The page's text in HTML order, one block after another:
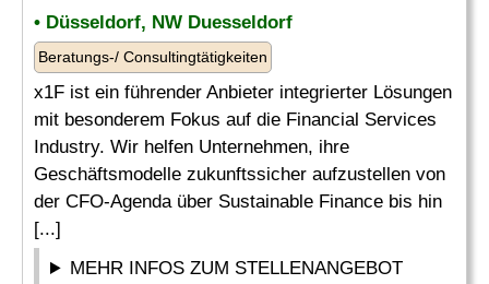
• Düsseldorf, NW Duesseldorf
Beratungs-/ Consultingtätigkeiten
x1F ist ein führender Anbieter integrierter Lösungen
mit besonderem Fokus auf die Financial Services
Industry. Wir helfen Unternehmen, ihre
Geschäftsmodelle zukunftssicher aufzustellen von
der CFO-Agenda über Sustainable Finance bis hin
[...]
MEHR INFOS ZUM STELLENANGEBOT